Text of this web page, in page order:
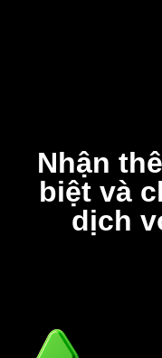
Nhận
biệt và
dịch